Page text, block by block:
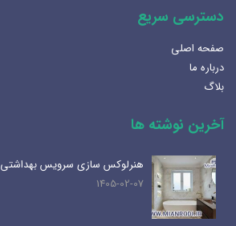
دسترسی سریع
صفحه اصلی
درباره ما
بلاگ
آخرین نوشته ها
هنرلوکس سازی سرویس بهداشتی
1405-02-07